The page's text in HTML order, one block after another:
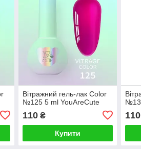
Вітражний гель-лак Color
№125 5 ml YouAreCute
110₴
Купити
110